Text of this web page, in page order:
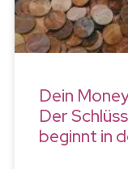
Dein
Der
beginnt in